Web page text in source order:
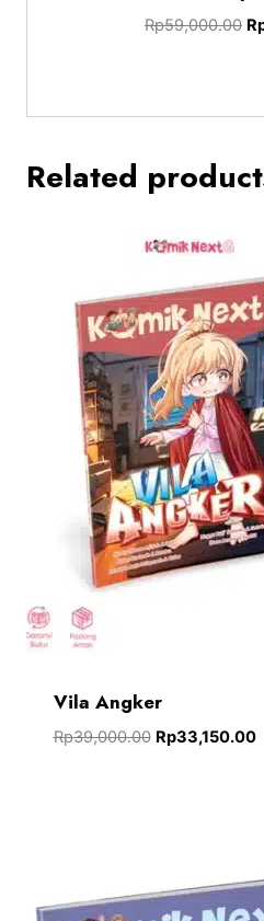
Rp59,000.00
Related
Vila Angker
Rp39,000.00 Rp33,150.00